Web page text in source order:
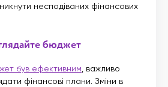
несподіваних фінансових
бюджет
був ефективним , важливо
фінансові плани. Зміни в